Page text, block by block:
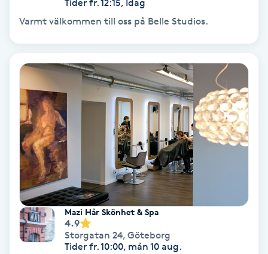
Tatueringsborttagning
Thaimassage
Toning
Torr hårbotten
Torrborstning
Triggerpunktsmassage
Trådning
Tider fr. 12:15, Idag
Varmt välkommen till oss på Belle Studios.
Mazi Hår Skönhet & Spa
4.9
Storgatan 24, Göteborg
Tider fr. 10:00, mån 10 aug.